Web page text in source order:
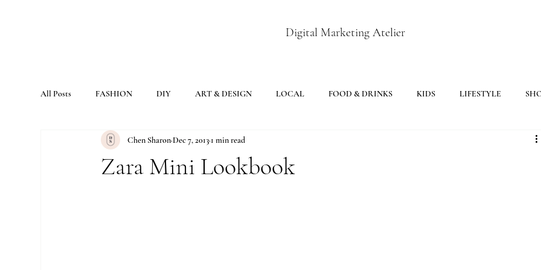
Digital Marketing Atelier
All Posts FASHION DIY ART & DESIGN LOCAL FOOD & DRINKS KIDS LIFESTYLE
Zara Mini Lookbook
Chen SharonDec 7, 2013 1 min read